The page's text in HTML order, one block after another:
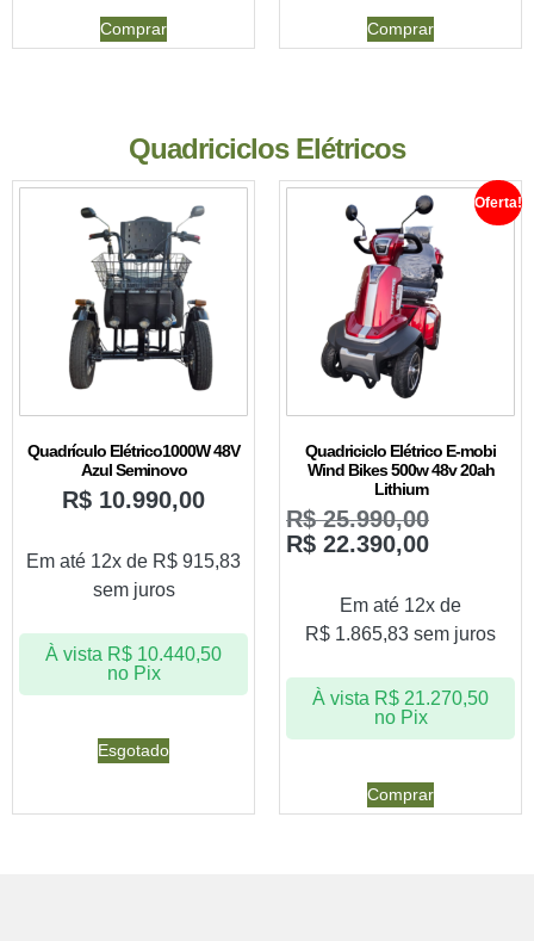
Comprar Comprar
Quadriciclos Elétricos
Quadrículo Elétrico1000W 48V
Azul Seminovo
R$ 10.990,00
Em até 12x de R$ 915,83
sem juros
À vista R$ 10.440,50
no Pix
Esgotado
Oferta!
Quadriciclo Elétrico E-mobi
Wind Bikes 500w 48v 20ah
Lithium
R$25.990,00
R$ 22.390,00
Em até 12x de
R$ 1.865,83 sem juros
À vista R$ 21.270,50
no Pix
Comprar